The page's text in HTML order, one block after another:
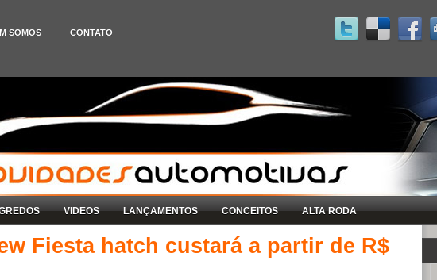
SOMOS CONTATO
VIDEOS LANÇAMENTOS CONCEITOS ALTA RODA
Fiesta hatch custará a partir de R$